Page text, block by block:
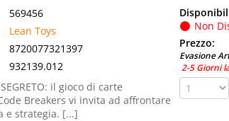
569456
Lean Toys
8720077321397
932139.012
il gioco di carte
Breakers vi invita ad affrontare
e strategia. [...]
Non
Prezzo:
Evasione
2-5 Giorni